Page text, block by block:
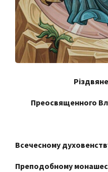
Преосвященного
Всечесному
Преподобному